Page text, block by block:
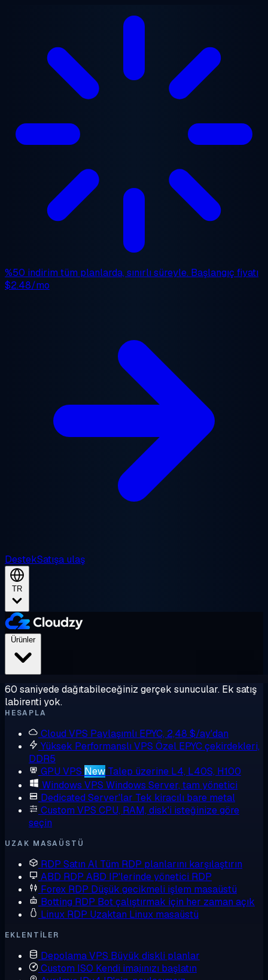
%50 indirim tüm planlarda, sınırlı süreyle. Başlangıç fiyatı
$2.48/mo
DestekSatışa ulaş
TR
Ürünler
60 saniyede dağıtabileceğiniz gerçek sunucular. Ek satış
labirenti yok.
HESAPLA
Cloud VPS Paylaşımlı EPYC, 2,48 $/ay'dan
Yüksek Performanslı VPS Özel EPYC çekirdekleri,
DDR5
GPU VPS New Talep üzerine L4, L40S, H100
Windows VPS Windows Server, tam yönetici
Dedicated Server'lar Tek kiracılı bare metal
Custom VPS CPU, RAM, disk'i isteğinize göre
seçin
UZAK MASAÜSTÜ
RDP Satın Al Tüm RDP planlarını karşılaştırın
ABD RDP ABD IP'lerinde yönetici RDP
Forex RDP Düşük gecikmeli işlem masaüstü
Botting RDP Bot çalıştırmak için her zaman açık
Linux RDP Uzaktan Linux masaüstü
EKLENTILER
Depolama VPS Büyük diskli planlar
Custom ISO Kendi imajınızı başlatın